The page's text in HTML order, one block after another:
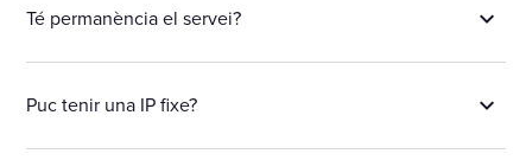
Té permanència el servei?
Puc tenir una IP fixe?